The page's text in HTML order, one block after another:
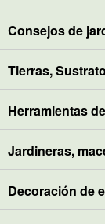
Consejos de
Tierras,
Herramientas
Jardineras,
Decoración de